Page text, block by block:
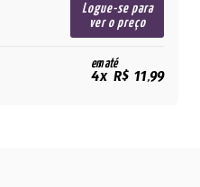
Logue-se para
ver o preço
em até
4x R$ 11,99